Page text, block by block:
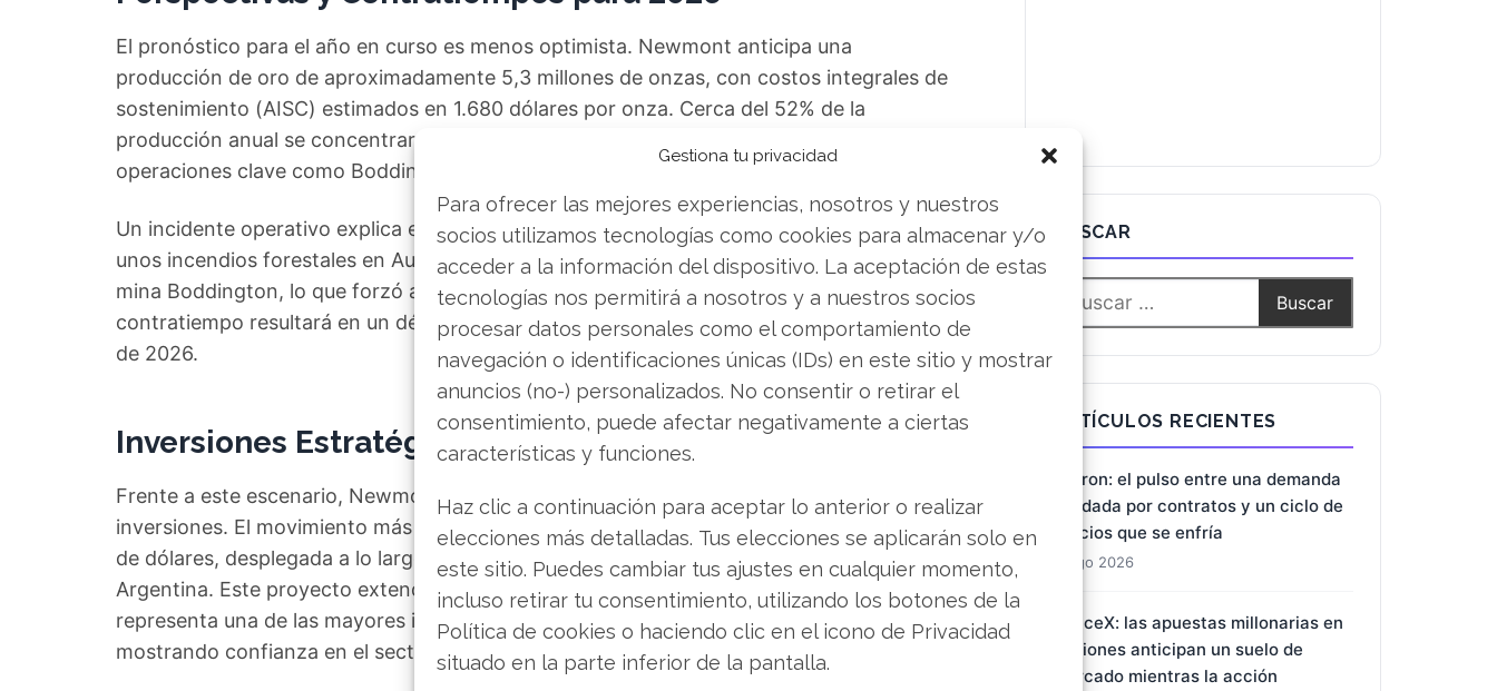
Gestiona tu privacidad
Para ofrecer las mejores experiencias, nosotros y nuestros
socios utilizamos tecnologías como cookies para almacenar y/o
acceder a la información del dispositivo. La aceptación de estas
tecnologías nos permitirá a nosotros y a nuestros socios
procesar datos personales como el comportamiento de
navegación o identificaciones únicas (IDs) en este sitio y mostrar
anuncios (no-) personalizados. No consentir o retirar el
consentimiento, puede afectar negativamente a ciertas
características y funciones.
Haz clic a continuación para aceptar lo anterior o realizar
elecciones más detalladas. Tus elecciones se aplicarán solo en
este sitio. Puedes cambiar tus ajustes en cualquier momento,
incluso retirar tu consentimiento, utilizando los botones de la
Política de cookies o haciendo clic en el icono de Privacidad
situado en la parte inferior de la pantalla.
El pronóstico para el año en curso es menos optimista. Newmont anticipa una
producción de oro de aproximadamente 5,3 millones de onzas, con costos integrales de
sostenimiento (AISC) estimados en 1.680 dólares por onza. Cerca del 52% de la
producción anual se concentrará en la segunda mitad del año, impulsada por
operaciones clave como Boddington, Tanami, Lihir y Cerro Negro.
Un incidente operativo explica en parte esta desaceleración. En diciembre de 2025,
unos incendios forestales en Australia dañaron infraestructuras hídricas críticas en la
mina Boddington, lo que forzó a operar a capacidad reducida. Se estima que este
contratiempo resultará en un déficit de unas 60.000 onzas durante el primer trimestre
de 2026.
Inversiones Estratégicas a Largo Plazo
Frente a este escenario, Newmont está ejecutando una ambiciosa cartera de
inversiones. El movimiento más significativo es una inyección de capital de 800 millones
de dólares, desplegada a lo largo de seis años, para expandir la mina Cerro Negro en
Argentina. Este proyecto extenderá la vida útil de la operación más allá de 2035 y
representa una de las mayores inversiones en expansión minera en América Latina,
mostrando confianza en el sector argentino pese a la incertidumbre política regional.
BUSCAR
ARTÍCULOS RECIENTES
Micron: el pulso entre una demanda
blindada por contratos y un ciclo de
precios que se enfría
8 Ago 2026
SpaceX: las apuestas millonarias en
opciones anticipan un suelo de
mercado mientras la acción